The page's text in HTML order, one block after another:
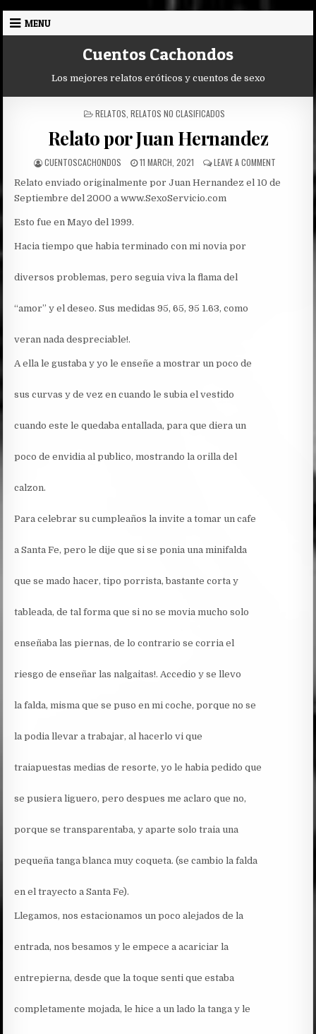
Skip
MENU
Cuentos Cachondos
Los mejores relatos eróticos y cuentos de sexo
POSTED
RELATOS RELATOS NO CLASIFICADOS
Relato por Juan Hernandez
AUTHOR:
CUENTOSCACHONDOS
PUBLISHED
11 MARCH, 2021 LEAVE A COMMENTON
POR
Relato enviado originalmente por Juan Hernandez el 10 de
Septiembre del 2000 a www.SexoServicio.com
Esto fue en Mayo del 1999.
Hacia tiempo que habia terminado con mi novia por
diversos problemas, pero seguia viva la flama del
“amor” y el deseo. Sus medidas 95, 65, 95 1.63, como
veran nada despreciable!.
A ella le gustaba y yo le enseñe a mostrar un poco de
sus curvas y de vez en cuando le subia el vestido
cuando este le quedaba entallada, para que diera un
poco de envidia al publico, mostrando la orilla del
calzon.
Para celebrar su cumpleaños la invite a tomar un cafe
a Santa Fe, pero le dije que si se ponia una minifalda
que se mado hacer, tipo porrista, bastante corta y
tableada, de tal forma que si no se movia mucho solo
enseñaba las piernas, de lo contrario se corria el
riesgo de enseñar las nalgaitas!. Accedio y se llevo
la falda, misma que se puso en mi coche, porque no se
la podia llevar a trabajar, al hacerlo vi que
traiapuestas medias de resorte, yo le habia pedido que
se pusiera liguero, pero despues me aclaro que no,
porque se transparentaba, y aparte solo traia una
pequeña tanga blanca muy coqueta. (se cambio la falda
en el trayecto a Santa Fe).
Llegamos, nos estacionamos un poco alejados de la
entrada, nos besamos y le empece a acariciar la
entrepierna, desde que la toque senti que estaba
completamente mojada, le hice a un lado la tanga y le